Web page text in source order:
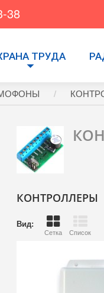
38
ТРУДА
КОНТРОЛЛЕРЫ
Вид:
Сетка Список